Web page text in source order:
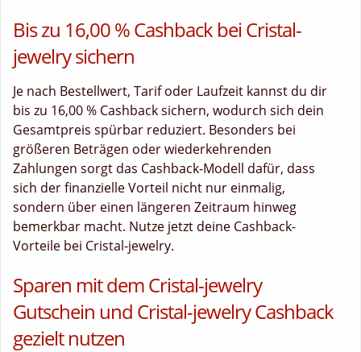
Bis zu 16,00 % Cashback bei Cristal-
jewelry sichern
Je nach Bestellwert, Tarif oder Laufzeit kannst du dir
bis zu 16,00 % Cashback sichern, wodurch sich dein
Gesamtpreis spürbar reduziert. Besonders bei
größeren Beträgen oder wiederkehrenden
Zahlungen sorgt das Cashback-Modell dafür, dass
sich der finanzielle Vorteil nicht nur einmalig,
sondern über einen längeren Zeitraum hinweg
bemerkbar macht. Nutze jetzt deine Cashback-
Vorteile bei Cristal-jewelry.
Sparen mit dem Cristal-jewelry
Gutschein und Cristal-jewelry Cashback
gezielt nutzen